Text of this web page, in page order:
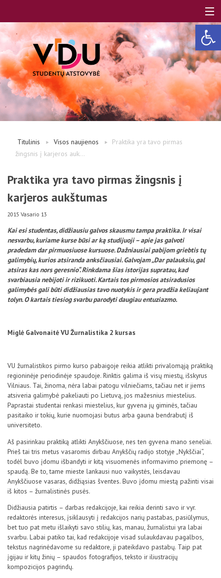
LT
Studentams
Studentų atstovai
D.U.K
Kontaktai
Privatumo politika
Titulinis Visos naujienos
Praktika yra tavo pirmas
žingsnis į karjeros auk...
Praktika yra tavo pirmas žingsnis į
karjeros aukštumas
2015 Vasario 13
Kai esi studentas, didžiausiu galvos skausmu tampa praktika. Ir visai
nesvarbu, kuriame kurse būsi ar ką studijuoji – apie jas galvoti
pradedam dar pirmuosiuose kursuose. Dažniausiai pabijom griebtis tų
galimybių, kurios atsiranda anksčiausiai. Galvojam „Dar palauksiu, gal
atsiras kas nors geresnio“. Rinkdama šias istorijas supratau, kad
svarbiausia nebijoti ir rizikuoti. Kartais tos pirmosios atsiradusios
galimybės gali būti didžiausias tavo nuotykis ir gera pradžia keliaujant
tolyn. O kartais tiesiog svarbu parodyti daugiau entuziazmo.
Miglė Galvonaitė VU Žurnalistika 2 kursas
VU žurnalistikos pirmo kurso pabaigoje reikia atlikti privalomąją praktiką
regioninėje periodinėje spaudoje. Rinktis galima iš visų miestų, išskyrus
Vilniaus. Tai, žinoma, nėra labai patogu vilniečiams, tačiau net ir jiems
atsiveria galimybė pakeliauti po Lietuvą, jos mažesnius miestelius.
Paprastai studentai renkasi miestelius, kur gyvena jų giminės, tačiau
pasitaiko ir tokių, kurie nuomojasi butus arba gauna bendrabutį iš
universiteto.
Aš pasirinkau praktiką atlikti Anykščiuose, nes ten gyvena mano seneliai.
Prieš tai tris metus vasaromis dirbau Anykščių radijo stotyje „Nykščiai“,
todėl buvo įdomu išbandyti ir kitą visuomenės informavimo priemonę –
spaudą. Be to, tame mieste lankausi nuo vaikystės, leisdavau
Anykščiuose vasaras, didžiąsias šventes. Buvo įdomu miestą pažinti visai
iš kitos – žurnalistinės pusės.
Didžiausia patirtis – darbas redakcijoje, kai reikia derinti savo ir vyr.
redaktorės interesus, įsiklausyti į redakcijos narių pastabas, pasiūlymus,
bet tuo pat metu išlaikyti savo stilių, kas, manau, žurnalistui yra labai
svarbu. Labai patiko tai, kad redakcijoje visad sulaukdavau pagalbos,
tekstus nagrinėdavome su redaktore, ji pateikdavo pastabų. Taip pat
įgijau ir kitų žinių – spaudos fotografijos, teksto ir iliustracijų
kompozicijos pagrindų.